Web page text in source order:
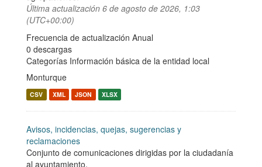
Última actualización 6 de agosto de 2026, 1:03
(UTC+00:00)
Frecuencia de actualización Anual
0 descargas
Categorías Información básica de la entidad local
Monturque
CSV XML JSON XLSX
Avisos, incidencias, quejas, sugerencias y
reclamaciones
Conjunto de comunicaciones dirigidas por la ciudadanía
al ayuntamiento.